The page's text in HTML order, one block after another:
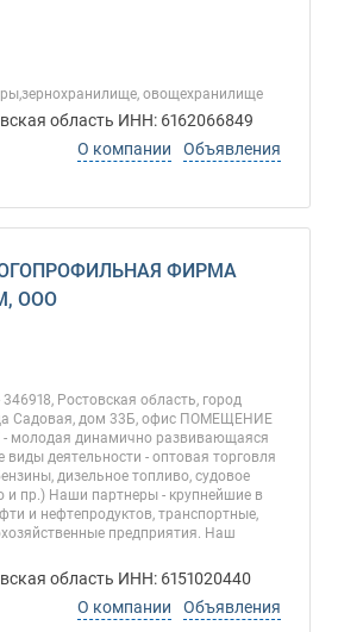
овощехранилище
область ИНН: 6162066849
О компании
Объявления
ФИРМА
ООО
Ростовская область, город
Садовая, дом 33Б, офис ПОМЕЩЕНИЕ
молодая динамично развивающаяся
деятельности - оптовая торговля
дизельное топливо, судовое
и пр.) Наши партнеры - крупнейшие в
и нефтепродуктов, транспортные,
предприятия. Наш
область ИНН: 6151020440
О компании
Объявления